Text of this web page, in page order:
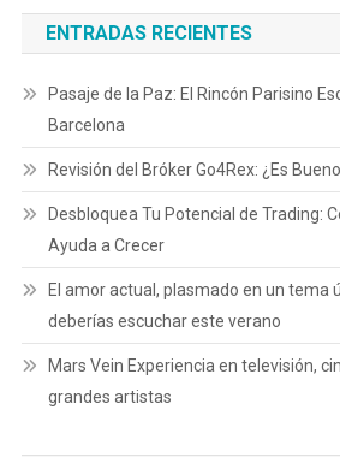
ENTRADAS RECIENTES
Pasaje de la Paz: El Rincón Parisino
Barcelona
Revisión del Bróker Go4Rex: ¿Es
Desbloquea Tu Potencial de Trading:
Ayuda a Crecer
El amor actual, plasmado en un tema
deberías escuchar este verano
Mars Vein Experiencia en televisión,
grandes artistas